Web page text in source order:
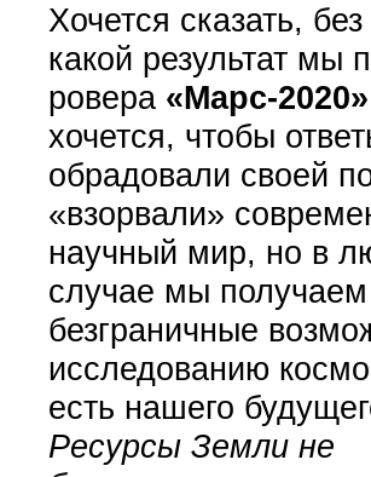
Хочется сказать,
какой результат мы
ровера «Марс-2020»
хочется, чтобы
обрадовали своей
«взорвали»
научный мир, но в
случае мы получаем
безграничные
исследованию
есть нашего
Ресурсы Земли не